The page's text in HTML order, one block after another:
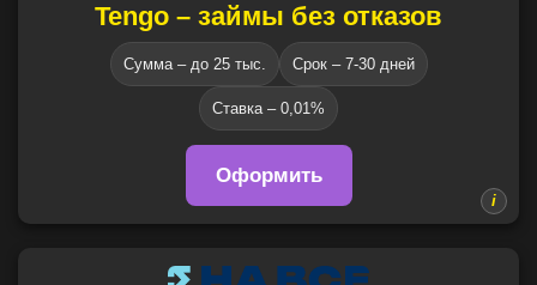
Tengo – займы без отказов
Сумма – до 25 тыс. Срок – 7-30 дней
Ставка – 0,01%
Оформить